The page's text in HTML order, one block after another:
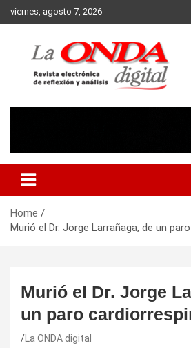
Skip
to
viernes, agosto 7, 2026
Home
Murió el Dr. Jorge Larrañaga, de un
Murió el Dr. Jorge
un paro
La ONDA digital